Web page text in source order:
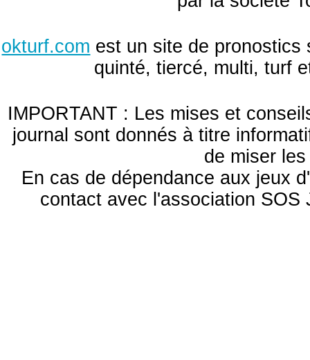
okturf.com est un site de pronostics
quinté, tiercé, multi, turf
IMPORTANT : Les mises et
journal sont donnés à titre
de miser
En cas de dépendance aux jeux
contact avec l'association